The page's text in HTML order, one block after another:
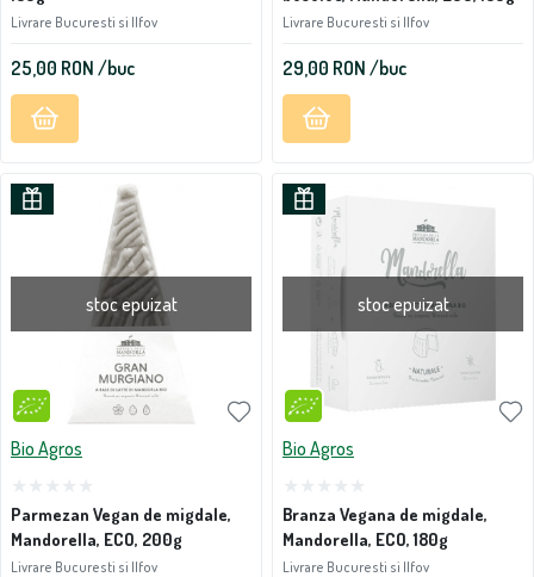
Livrare Bucuresti si Ilfov
25,00 RON /buc
Livrare Bucuresti si Ilfov
29,00 RON /buc
stoc epuizat
Bio Agros
Parmezan Vegan de migdale,
Mandorella, ECO, 200g
Livrare Bucuresti si Ilfov
stoc epuizat
Bio Agros
Branza Vegana de migdale,
Mandorella, ECO, 180g
Livrare Bucuresti si Ilfov